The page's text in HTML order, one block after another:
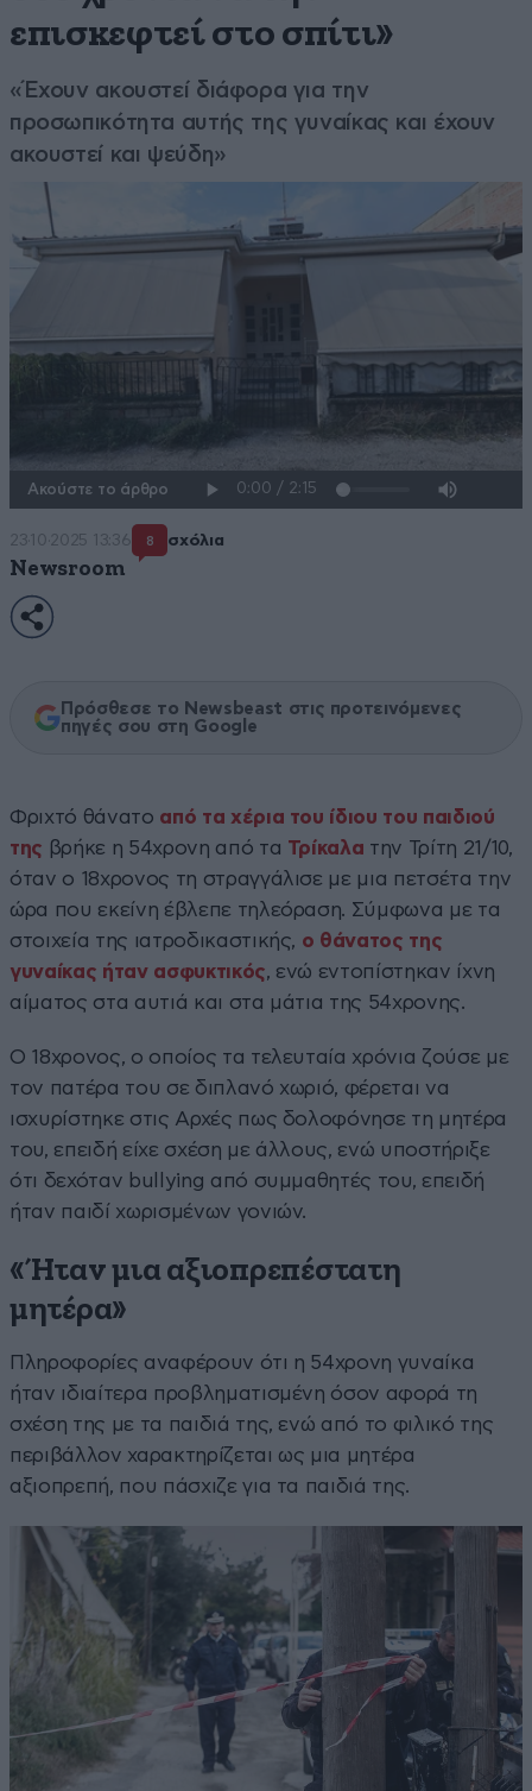
επισκεφτεί στο σπίτι»
«Έχουν ακουστεί διάφορα για την
προσωπικότητα αυτής της γυναίκας και έχουν
ακουστεί και ψεύδη»
Ακούστε το άρθρο
23·10·2025 13:36 8 σχόλια
Newsroom
Πρόσθεσε το Newsbeast στις προτεινόμενες
πηγές σου στη Google
Φριχτό θάνατο από τα χέρια του ίδιου του παιδιού
της βρήκε η 54χρονη από τα Τρίκαλα την Τρίτη 21/10,
όταν ο 18χρονος τη στραγγάλισε με μια πετσέτα την
ώρα που εκείνη έβλεπε τηλεόραση. Σύμφωνα με τα
στοιχεία της ιατροδικαστικής, ο θάνατος της
γυναίκας ήταν ασφυκτικός, ενώ εντοπίστηκαν ίχνη
αίματος στα αυτιά και στα μάτια της 54χρονης.
Ο 18χρονος, ο οποίος τα τελευταία χρόνια ζούσε με
τον πατέρα του σε διπλανό χωριό, φέρεται να
ισχυρίστηκε στις Αρχές πως δολοφόνησε τη μητέρα
του, επειδή είχε σχέση με άλλους, ενώ υποστήριξε
ότι δεχόταν bullying από συμμαθητές του, επειδή
ήταν παιδί χωρισμένων γονιών.
«Ήταν μια αξιοπρεπέστατη
μητέρα»
Πληροφορίες αναφέρουν ότι η 54χρονη γυναίκα
ήταν ιδιαίτερα προβληματισμένη όσον αφορά τη
σχέση της με τα παιδιά της, ενώ από το φιλικό της
περιβάλλον χαρακτηρίζεται ως μια μητέρα
αξιοπρεπή, που πάσχιζε για τα παιδιά της.